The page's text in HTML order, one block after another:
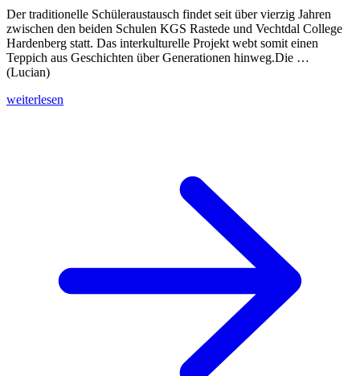
Der traditionelle Schüleraustausch findet seit über vierzig Jahren
zwischen den beiden Schulen KGS Rastede und Vechtdal College
Hardenberg statt. Das interkulturelle Projekt webt somit einen
Teppich aus Geschichten über Generationen hinweg.Die …
(Lucian)
weiterlesen